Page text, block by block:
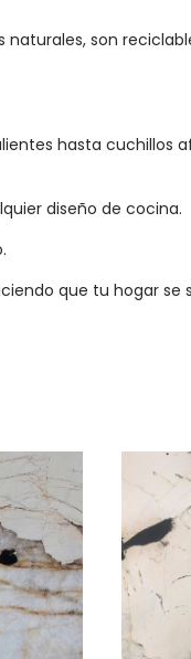
naturales, son
hasta cuchillos
diseño de cocina.
que tu hogar